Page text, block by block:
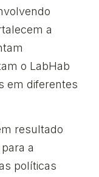
a
o LabHab
em diferentes
resultado
a
políticas